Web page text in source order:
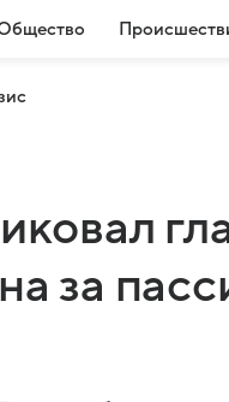
за